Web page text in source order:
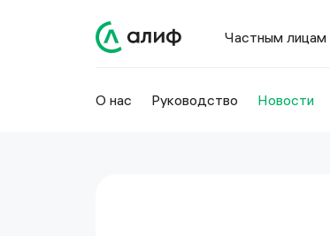
Частным лицам
О нас Руководство Новости